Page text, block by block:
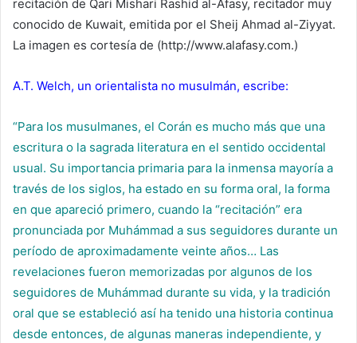
recitación de Qari Mishari Rashid al-Afasy, recitador muy
conocido de Kuwait, emitida por el Sheij Ahmad al-Ziyyat.
La imagen es cortesía de (http://www.alafasy.com.)
A.T. Welch, un orientalista no musulmán, escribe:
“Para los musulmanes, el Corán es mucho más que una
escritura o la sagrada literatura en el sentido occidental
usual. Su importancia primaria para la inmensa mayoría a
través de los siglos, ha estado en su forma oral, la forma
en que apareció primero, cuando la “recitación” era
pronunciada por Muhámmad a sus seguidores durante un
período de aproximadamente veinte años… Las
revelaciones fueron memorizadas por algunos de los
seguidores de Muhámmad durante su vida, y la tradición
oral que se estableció así ha tenido una historia continua
desde entonces, de algunas maneras independiente, y